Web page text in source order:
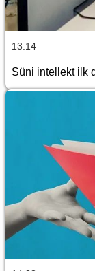
13:14
Süni intellekt ilk